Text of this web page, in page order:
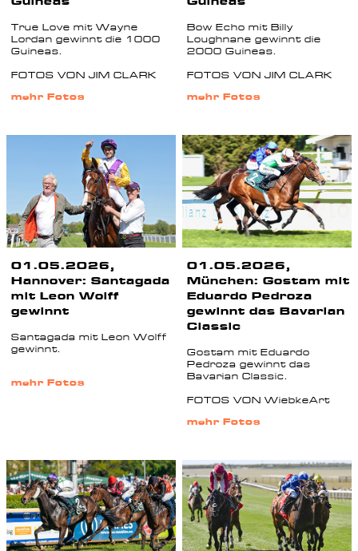
True Love mit Wayne
Lordan gewinnt die 1000
Guineas.
FOTOS VON JIM CLARK
mehr Fotos
Bow Echo mit Billy
Loughnane gewinnt die
2000 Guineas.
FOTOS VON JIM CLARK
mehr Fotos
01.05.2026,
Hannover: Santagada
mit Leon Wolff
gewinnt
Santagada mit Leon Wolff
gewinnt.
mehr Fotos
01.05.2026,
München: Gostam mit
Eduardo Pedroza
gewinnt das Bavarian
Classic
Gostam mit Eduardo
Pedroza gewinnt das
Bavarian Classic.
FOTOS VON WiebkeArt
mehr Fotos